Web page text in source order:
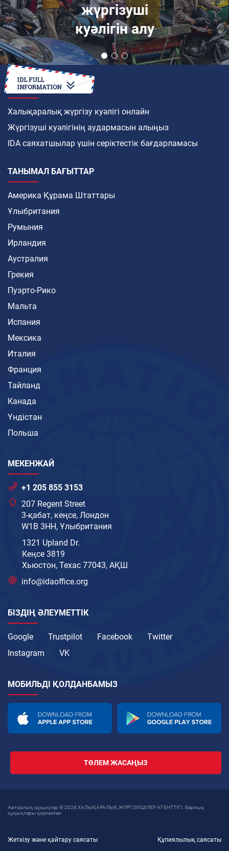
жүргізуші
куәлігін алу
ҚАЛАЙ
Халықаралық жүргізу куәлігі онлайн
Жүргізуші куәлігінің аудармасын алыңыз
IDA саяхатшылар үшін серіктестік бағдарламасы
ТАНЫМАЛ БАҒЫТТАР
Америка Құрама Штаттары
Ұлыбритания
Румыния
Ирландия
Аустралия
Грекия
Пуэрто-Рико
Мальта
Испания
Мексика
Италия
Франция
Тайланд
Канада
Үндістан
Польша
МЕКЕНЖАЙ
+1 205 855 3153
207 Regent Street
3-қабат, кеңсе, Лондон
W1B 3HH, Ұлыбритания
1321 Upland Dr.
Кеңсе 3819
Хьюстон, Техас 77043, АҚШ
info@idaoffice.org
БІЗДІҢ ӘЛЕУМЕТТІК
Google Trustpilot Facebook
Twitter
Instagram
VK
МОБИЛЬДІ ҚОЛДАНБАМЫЗ
ТӨЛЕМ ЖАСАҢЫЗ
Авторлық құқықтар © 2026 ХАЛЫҚАРАЛЫҚ ЖҮРГІЗУШІЛЕР АГЕНТТІГІ. Барлық
құқықтары қорғалған
Жеткізу және қайтару саясаты Құпиялылық саясаты